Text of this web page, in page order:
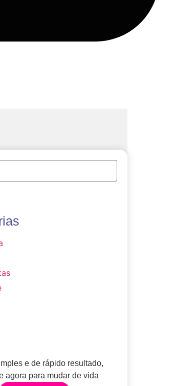
e de rápido resultado,
agora para mudar de vida